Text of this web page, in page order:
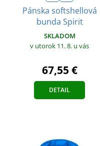
Pánska softshellová
bunda Spirit
SKLADOM
v utorok 11. 8. u vás
67,55 €
DETAIL